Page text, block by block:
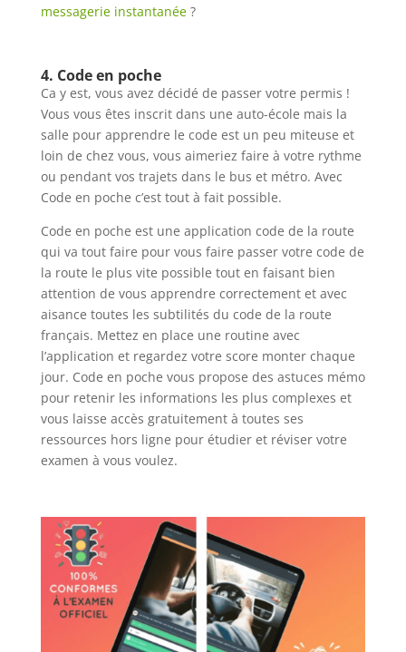
messagerie instantanée?
4. Code en poche
Ca y est, vous avez décidé de passer votre permis !
Vous vous êtes inscrit dans une auto-école mais la
salle pour apprendre le code est un peu miteuse et
loin de chez vous, vous aimeriez faire à votre rythme
ou pendant vos trajets dans le bus et métro. Avec
Code en poche c’est tout à fait possible.
Code en poche est une application code de la route
qui va tout faire pour vous faire passer votre code de
la route le plus vite possible tout en faisant bien
attention de vous apprendre correctement et avec
aisance toutes les subtilités du code de la route
français. Mettez en place une routine avec
l’application et regardez votre score monter chaque
jour. Code en poche vous propose des astuces mémo
pour retenir les informations les plus complexes et
vous laisse accès gratuitement à toutes ses
ressources hors ligne pour étudier et réviser votre
examen à vous voulez.